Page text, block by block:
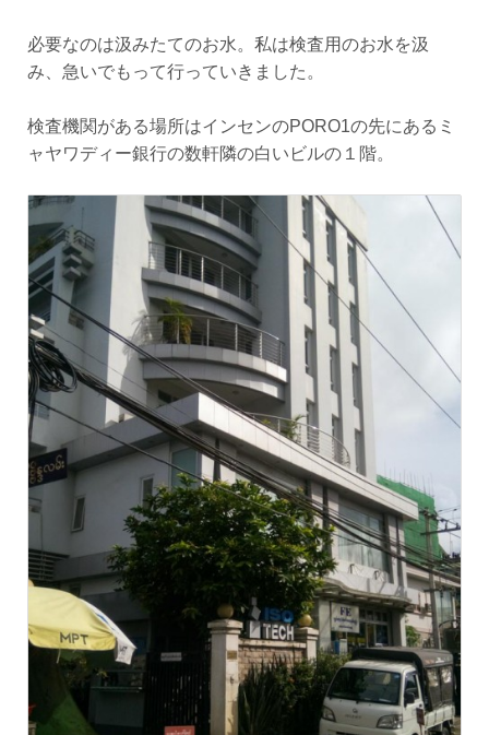
必要なのは汲みたてのお水。私は検査用のお水を汲
み、急いでもって行っていきました。
検査機関がある場所はインセンのPORO1の先にあるミ
ャヤワディー銀行の数軒隣の白いビルの１階。